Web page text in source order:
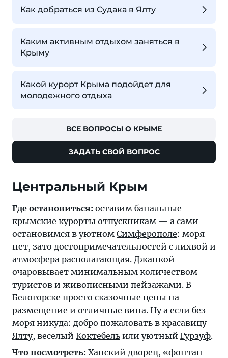
Как добраться из Судака в Ялту
Каким активным отдыхом заняться в
Крыму
Какой курорт Крыма подойдет для
молодежного отдыха
ВСЕ ВОПРОСЫ О КРЫМЕ
ЗАДАТЬ СВОЙ ВОПРОС
Центральный Крым
Где остановиться: оставим банальные
крымские курорты отпускникам — а сами
остановимся в уютном Симферополе: моря
нет, зато достопримечательностей с лихвой и
атмосфера располагающая. Джанкой
очаровывает минимальным количеством
туристов и живописными пейзажами. В
Белогорске просто сказочные цены на
размещение и отличные вина. Ну а если без
моря никуда: добро пожаловать в красавицу
Ялту, веселый Коктебель или уютный Гурзуф.
Что посмотреть: Ханский дворец, «фонтан